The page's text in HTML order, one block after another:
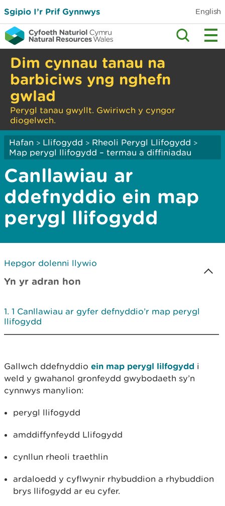
Sgipio I’r Prif Gynnwys English
Dim cynnau tanau na
barbiciws yng nghefn
gwlad
Perygl tanau gwyllt. Gwiriwch y cyngor
diogelwch.
Hafan > Llifogydd > Rheoli Perygl Llifogydd >
Map perygl llifogydd – termau a diffiniadau
Canllawiau ar
ddefnyddio ein map
perygl llifogydd
Hepgor dolenni llywio
Yn yr adran hon
1 Canllawiau ar gyfer defnyddio’r map perygl
llifogydd
Gallwch ddefnyddio ein map perygl lilfogydd i
weld y gwahanol gronfeydd gwybodaeth sy’n
cynnwys manylion:
perygl llifogydd
amddiffynfeydd Llifogydd
cynllun rheoli traethlin
ardaloedd y cyflwynir rhybuddion a rhybuddion
brys llifogydd ar eu cyfer.